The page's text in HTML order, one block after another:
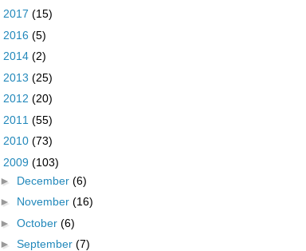
2017 (15)
2016 (5)
2014 (2)
2013 (25)
2012 (20)
2011 (55)
2010 (73)
2009 (103)
► December (6)
► November (16)
► October (6)
► September (7)